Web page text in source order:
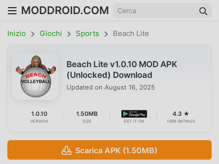
MODDROID.COM
Inizio Giochi Sports Beach Lite
Beach Lite v1.0.10 MOD APK
(Unlocked) Download
Updated on August 16, 2025
1.0.10
VERSION
1.50MB
SIZE GET IT ON
4.3 ★
1698 RATINGS
Scarica APK (1.50MB)